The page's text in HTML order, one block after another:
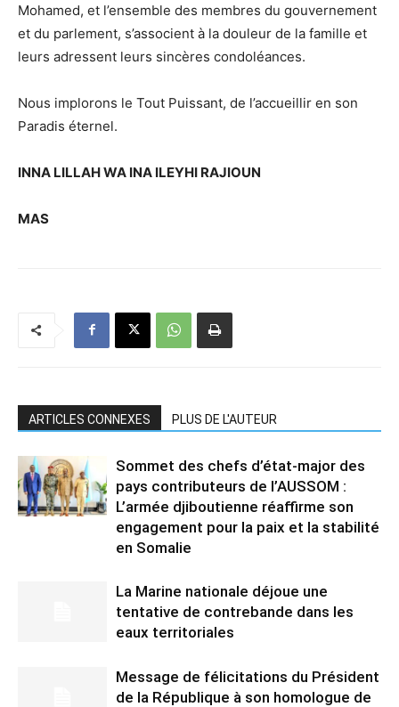
Mohamed, et l’ensemble des membres du gouvernement
et du parlement, s’associent à la douleur de la famille et
leurs adressent leurs sincères condoléances.
Nous implorons le Tout Puissant, de l’accueillir en son
Paradis éternel.
INNA LILLAH WA INA ILEYHI RAJIOUN
MAS
ARTICLES CONNEXES PLUS DE L'AUTEUR
Sommet des chefs d’état-major des
pays contributeurs de l’AUSSOM :
L’armée djiboutienne réaffirme son
engagement pour la paix et la stabilité
en Somalie
La Marine nationale déjoue une
tentative de contrebande dans les
eaux territoriales
Message de félicitations du Président
de la République à son homologue de